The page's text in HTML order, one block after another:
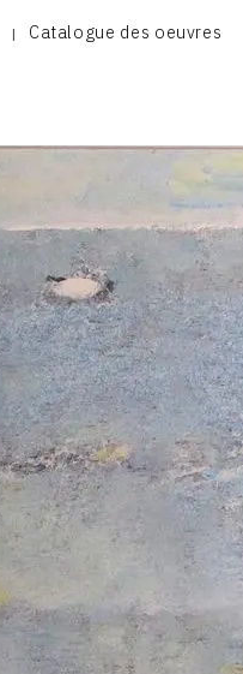
Catalogue des oeuvres
A –
E –
DESSINS –